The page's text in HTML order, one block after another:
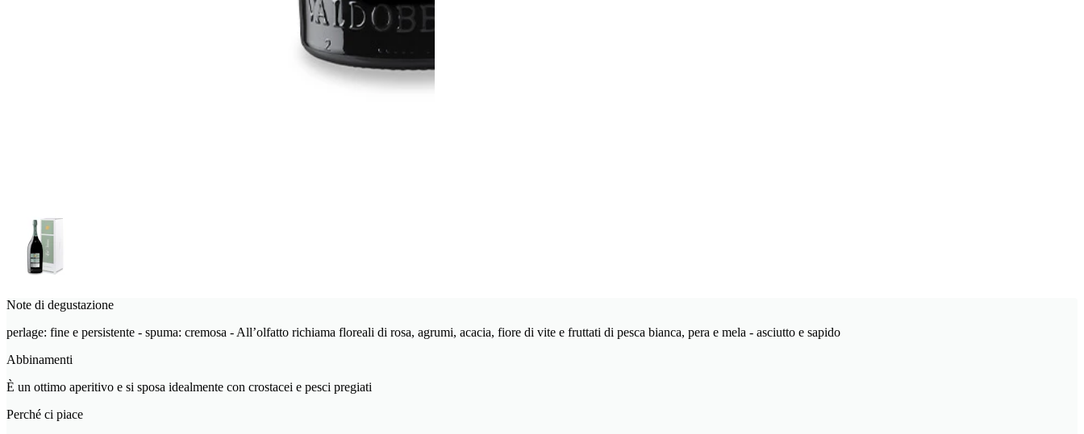
Note di degustazione
perlage: fine e persistente - spuma: cremosa - All’olfatto richiama floreali di rosa, agrumi, acacia, fiore di vite e fruttati di pesca bianca, pera e mela - asciutto e sapido
Abbinamenti
È un ottimo aperitivo e si sposa idealmente con crostacei e pesci pregiati
Perché ci piace